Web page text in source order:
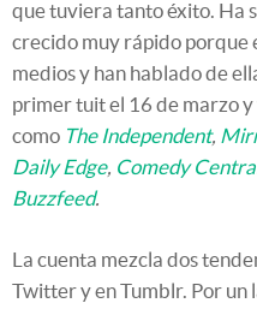
que tuviera tanto éxito. Ha
crecido muy rápido porque
medios y han hablado de
primer tuit el 16 de marzo
como The Independent,
Daily Edge, Comedy
Buzzfeed.
La cuenta mezcla dos
Twitter y en Tumblr. Por un